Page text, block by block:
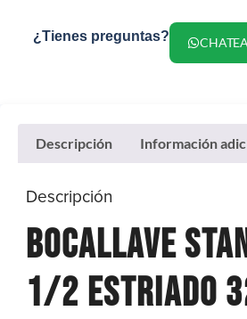
¿Tienes preguntas?
Descripción Información
Descripción
Bocallave
1/2 Estriado